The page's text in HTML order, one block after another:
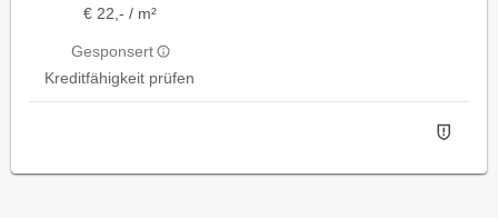
€ 22,- / m²
Gesponsert
Kreditfähigkeit prüfen